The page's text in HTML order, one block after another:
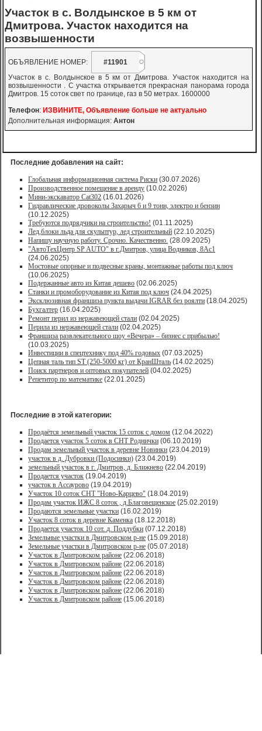
Участок в с. Волдынское в 5 км от
Дмитрова. Участок находится на
возвышенности
ОБЪЯВЛЕНИЕ НОМЕР:
#11901
Участок в с. Волдынское в 5 км от Дмитрова. Участок находится на
возвышенности . С участка открывается прекрасная панорама города
Дмитров. 15 соток свет по границе, газ в 50 метрах. 1600000
Телефон: ИЗВИНИТЕ, Объявление больше не актуально
Дополнительная информация: Антон
Последние добавления на сайт:
Глобальная информационная система Риски (30.07.2026)
Производственное помещение в аренду (10.02.2026)
Мини-экскаватор Cat302 (16.01.2026)
Гидравлические дровоколы Захарыч 6 и 9 тонн, электро и бензин
(10.12.2025)
Требуются подрядчики на строительство! (01.11.2025)
Лед,блоки льда для скульптур, лед строительный (22.10.2025)
Напишу научную работу. Срочно. Качественно. (28.09.2025)
"АвтоТехЦентр SP AUTO" в г.Дмитров, улица Водников, 8Ас1
(24.06.2025)
Мостовые опорные и подвесные краны, монтажные работы под ключ
(10.06.2025)
Подержанные авто из Китая дешево (02.06.2025)
Станки и промоборудование из Китая под ключ (24.04.2025)
Эксклюзивная франшиза пункта выдачи IGRAR без роялти (18.04.2025)
Бухгалтер (16.04.2025)
Ремонт перил из нержавеющей стали (02.04.2025)
Перила из нержавеющей стали (02.04.2025)
Франшиза развлекательного шоу «Вечера» – бизнес с прибылью!
(10.03.2025)
Инвестиции в спецтехнику под 40% годовых (07.03.2025)
Цепная таль тип ST (250-5000 кг) от КранШталь (14.02.2025)
Поиск партнеров и оптовых покупателей (04.02.2025)
Репетитор по математике (22.01.2025)
Последние в этой категории:
Продаётся земельный участок 15 соток с домом (12.04.2022)
Продается участок 5 соток в СНТ Роднички (06.10.2019)
Продам земельный участок в деревне Новинки (23.04.2019)
участок в д. Дубровки (Подосинки) (23.04.2019)
земельный участок в г. Дмитров, д. Ближнево (22.04.2019)
Продается участок (19.04.2019)
участок в Ассаурово (19.04.2019)
Участок 10 соток СНТ "Ново-Карцево" (18.04.2019)
Продам участок ИЖС 8 соток , д.Благовещенское (25.02.2019)
Продаются земельные участки (16.02.2019)
Участок 8 соток в деревне Каменка (18.12.2018)
Продается участок 10 сот. д. Поддубки (07.12.2018)
Земельные участки в Дмитровском р-не (15.09.2018)
Земельные участки в Дмитровском р-не (05.07.2018)
Участок в Дмитровском районе (22.06.2018)
Участок в Дмитровском районе (22.06.2018)
Участок в Дмитровском районе (22.06.2018)
Участок в Дмитровском районе (22.06.2018)
Участок в Дмитровском районе (22.06.2018)
Участок в Дмитровском районе (15.06.2018)